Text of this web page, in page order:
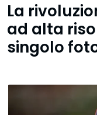
La
ad alta
singolo